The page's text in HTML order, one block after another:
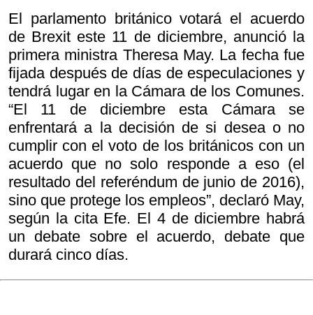
El parlamento británico votará el acuerdo
de Brexit este 11 de diciembre, anunció la
primera ministra Theresa May. La fecha fue
fijada después de días de especulaciones y
tendrá lugar en la Cámara de los Comunes.
“El 11 de diciembre esta Cámara se
enfrentará a la decisión de si desea o no
cumplir con el voto de los británicos con un
acuerdo que no solo responde a eso (el
resultado del referéndum de junio de 2016),
sino que protege los empleos”, declaró May,
según la cita Efe. El 4 de diciembre habrá
un debate sobre el acuerdo, debate que
durará cinco días.